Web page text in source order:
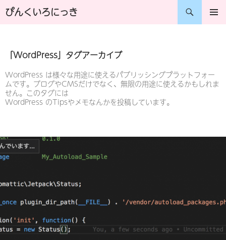
コ
ツ
へ
ス
ッ
プ
ぴんくいろにっき
検
「WordPress」タグアーカイブ
WordPress は様々な用途に使えるパブリッシングプラットフォー
ムです。ブログやCMSだけでなく、無限の用途に使えるかもしれま
せん。このタグには
WordPress のTipsやメモなんかを投稿しています。